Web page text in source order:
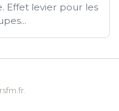
Effet levier pour les